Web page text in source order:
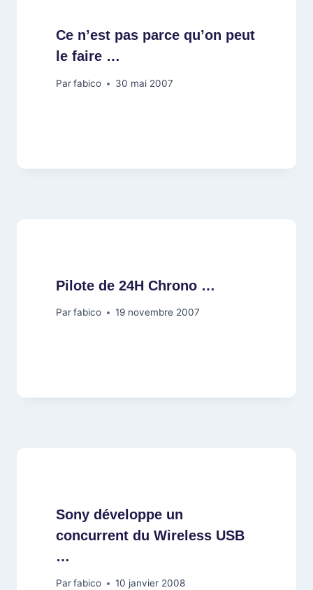
Ce n’est pas parce qu’on peut
le faire …
Parfabico 30 mai 2007
Pilote de 24H Chrono …
Parfabico 19 novembre 2007
Sony développe un
concurrent du Wireless USB
…
Parfabico 10 janvier 2008